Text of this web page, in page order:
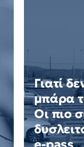
Γιατί
μπάρα
Οι πιο